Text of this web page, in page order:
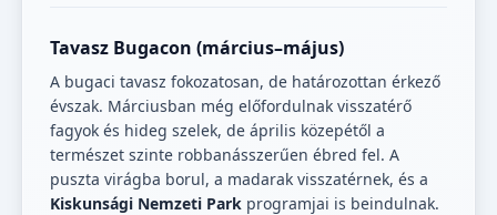
Tavasz Bugacon (március–május)
A bugaci tavasz fokozatosan, de határozottan érkező
évszak. Márciusban még előfordulnak visszatérő
fagyok és hideg szelek, de április közepétől a
természet szinte robbanásszerűen ébred fel. A
puszta virágba borul, a madarak visszatérnek, és a
Kiskunsági Nemzeti Park programjai is beindulnak.